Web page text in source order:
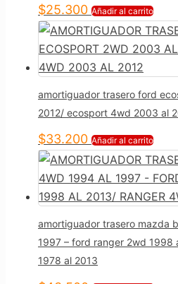
$25.300 Añadir al carrito
amortiguador trasero ford
2012/ ecosport 4wd 2003 al
$33.200 Añadir al carrito
amortiguador trasero mazda
1997 – ford ranger 2wd 1998
1978 al 2013